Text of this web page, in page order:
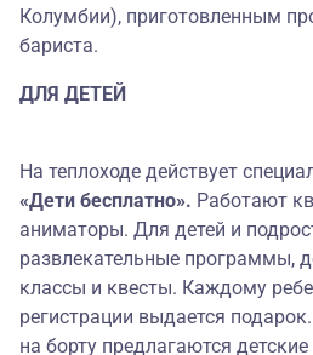
Колумбии), приготовленным
бариста.
ДЛЯ ДЕТЕЙ
На теплоходе действует
«Дети бесплатно». Работают
аниматоры. Для детей и
развлекательные программы,
классы и квесты. Каждому
регистрации выдается
на борту предлагаются